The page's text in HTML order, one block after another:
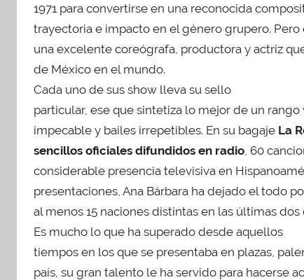
7
1971 para convertirse en una reconocida
trayectoria e impacto en el género grupero.
una excelente coreógrafa, productora y actriz
de México en el mundo.
Cada uno de sus show lleva su sello
particular, ese que sintetiza lo mejor de un
impecable y bailes irrepetibles. En su bagaje La
sencillos oficiales difundidos en radio , 60
considerable presencia televisiva en
presentaciones, Ana Bárbara ha dejado el todo
al menos 15 naciones distintas en las últimas dos
Es mucho lo que ha superado desde aquellos
tiempos en los que se presentaba en plazas,
país, su gran talento le ha servido para hacerse